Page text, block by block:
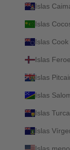
Islas
Islas
Islas
Islas
Islas
Islas
Islas
Islas